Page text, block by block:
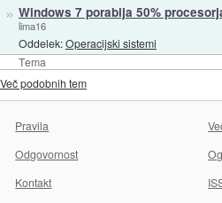
Tema
» Windows 7 porablja 50%
lima16
Oddelek:Operacijski sistemi
Več podobnih tem
Pravila
Odgovornost
Kontakt